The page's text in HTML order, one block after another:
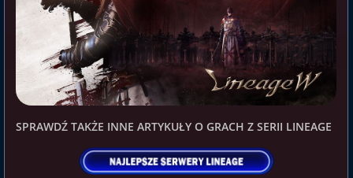
SPRAWDŹ TAKŻE INNE ARTYKUŁY O GRACH Z SERII LINEAGE